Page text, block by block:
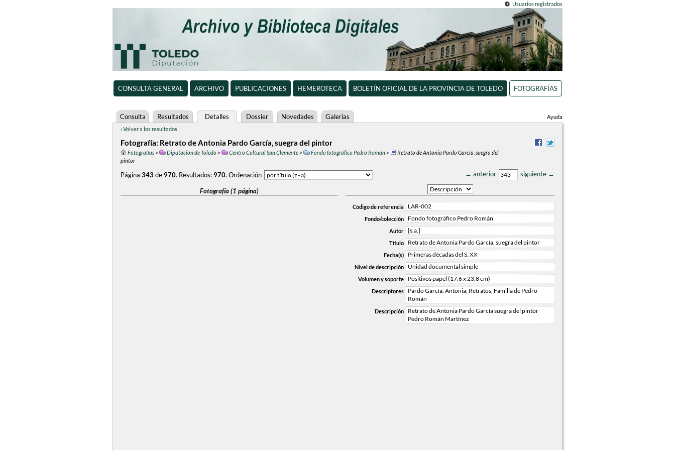
Usuarios registrados
CONSULTA GENERAL ARCHIVO PUBLICACIONES HEMEROTECA BOLETÍN OFICIAL DE LA PROVINCIA DE TOLEDO FOTOGRAFÍAS
Ayuda
Consulta Resultados Detalles Dossier Novedades Galerías
‹ Volver a los resultados
Fotografía: Retrato de Antonia Pardo García, suegra del pintor
Fotografías> Diputación de Toledo> Centro Cultural San Clemente> Fondo fotográfico Pedro Román>
Retrato de Antonia Pardo García, suegra del
pintor
← anterior siguiente →
Página 343 de970. Resultados:970. Ordenación
Fotografía (1 página)
Código de referencia LAR-002
Fondo/colección Fondo fotográfico Pedro Román
Autor [s.a.]
Título Retrato de Antonia Pardo García, suegra del pintor
Fecha(s) Primeras décadas del S. XX
Nivel de descripción Unidad documental simple
Volumen y soporte Positivos papel (17,6 x 23,8 cm)
Descriptores
Pardo García, Antonia, Retratos, Familia de Pedro
Román
Descripción
Retrato de Antonia Pardo García suegra del pintor
Pedro Román Martínez